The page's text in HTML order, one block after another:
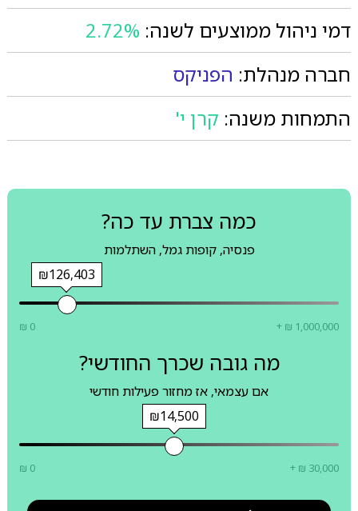
דמי ניהול ממוצעים לשנה: 2.72%
חברה מנהלת: הפניקס
התמחות משנה: קרן י'
כמה צברת עד כה?
פנסיה, קופות גמל, השתלמות
₪126,403
₪ 0 + ₪ 1,000,000
מה גובה שכרך החודשי?
אם עצמאי, אז מחזור פעילות חודשי
₪14,500
₪ 0 + ₪ 30,000